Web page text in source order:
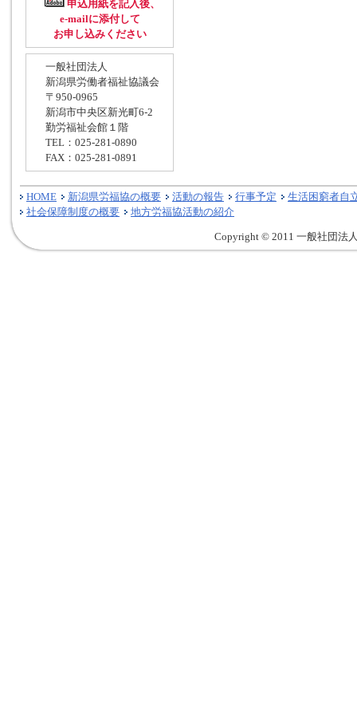
申込用紙を記入後、
e-mailに添付して
お申し込みください
一般社団法人
新潟県労働者福祉協議会
〒950-0965
新潟市中央区新光町6-2
勤労福祉会館１階
TEL：025-281-0890
FAX：025-281-0891
HOME 新潟県労福協の概要 活動の報告 行事予定
生活困窮者自
社会保障制度の概要
地方労福協活動の紹介
Copyright © 2011 一般社団法